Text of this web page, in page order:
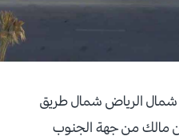
شمال الرياض شمال طريق
مالك من جهة الجنوب